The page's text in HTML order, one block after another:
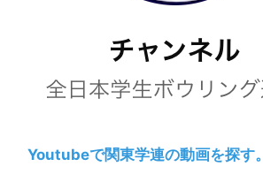
Youtubeで関東学連の動画を探す。